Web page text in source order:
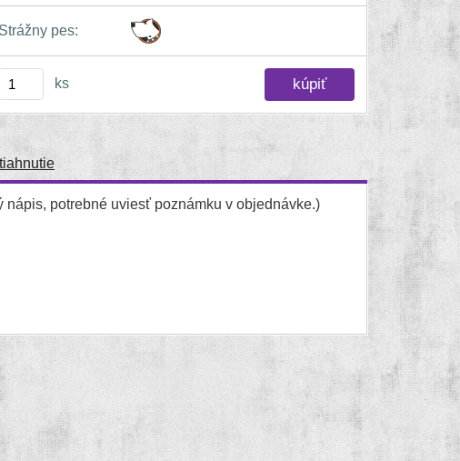
Strážny pes:
ks
potrebné uviesť poznámku v objednávke.)